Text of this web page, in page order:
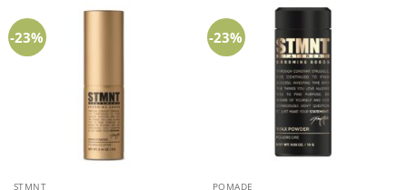
-23%
STMNT
-23%
POMADE